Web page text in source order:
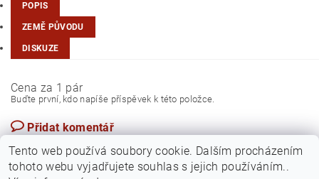
POPIS
ZEMĚ PŮVODU
DISKUZE
Cena za 1 pár
Buďte první, kdo napíše příspěvek k této položce.
Přidat komentář
Tento web používá soubory cookie. Dalším procházením
tohoto webu vyjadřujete souhlas s jejich používáním..